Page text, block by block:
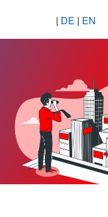
| DE | EN